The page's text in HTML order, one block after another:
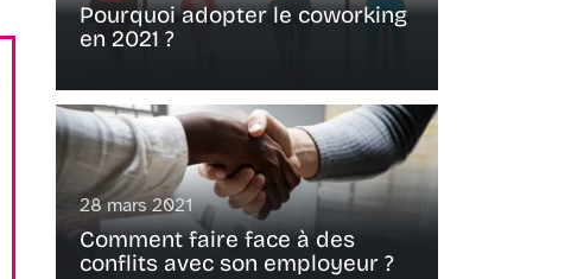
Pourquoi adopter le coworking
en 2021 ?
28 mars 2021
Comment faire face à des
conflits avec son employeur ?